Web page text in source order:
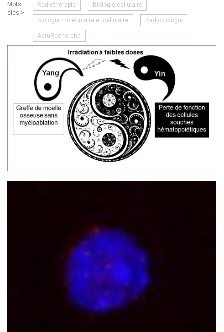
Mots
clés >
Radiothérapie Biologie cellulaire
Biologie moléculaire et cellulaire Radiobiologie
ActuRecherche